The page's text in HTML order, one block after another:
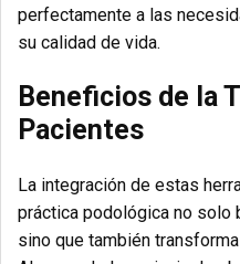
perfectamente a las
su calidad de vida.
Beneficios de la
Pacientes
La integración de estas
práctica podológica no
sino que también